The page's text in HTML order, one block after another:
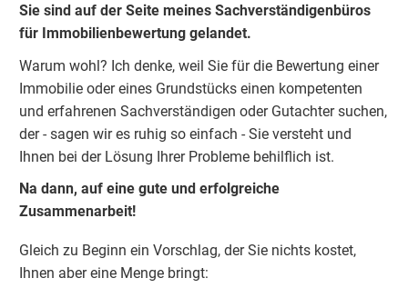
Sie sind auf der Seite meines Sachverständigenbüros
für Immobilienbewertung gelandet.
Warum wohl? Ich denke, weil Sie für die Bewertung einer
Immobilie oder eines Grundstücks einen kompetenten
und erfahrenen Sachverständigen oder Gutachter suchen,
der - sagen wir es ruhig so einfach - Sie versteht und
Ihnen bei der Lösung Ihrer Probleme behilflich ist.
Na dann, auf eine gute und erfolgreiche
Zusammenarbeit!
Gleich zu Beginn ein Vorschlag, der Sie nichts kostet,
Ihnen aber eine Menge bringt: